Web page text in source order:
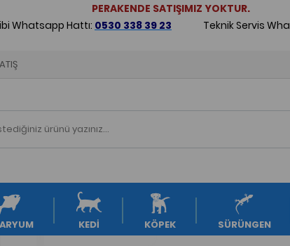
PERAKENDE SATIŞIMIZ YOKTUR.
Whatsapp Hattı: 0530 338 39 23 Teknik Servis
KEDİ KÖPEK SÜRÜNGEN